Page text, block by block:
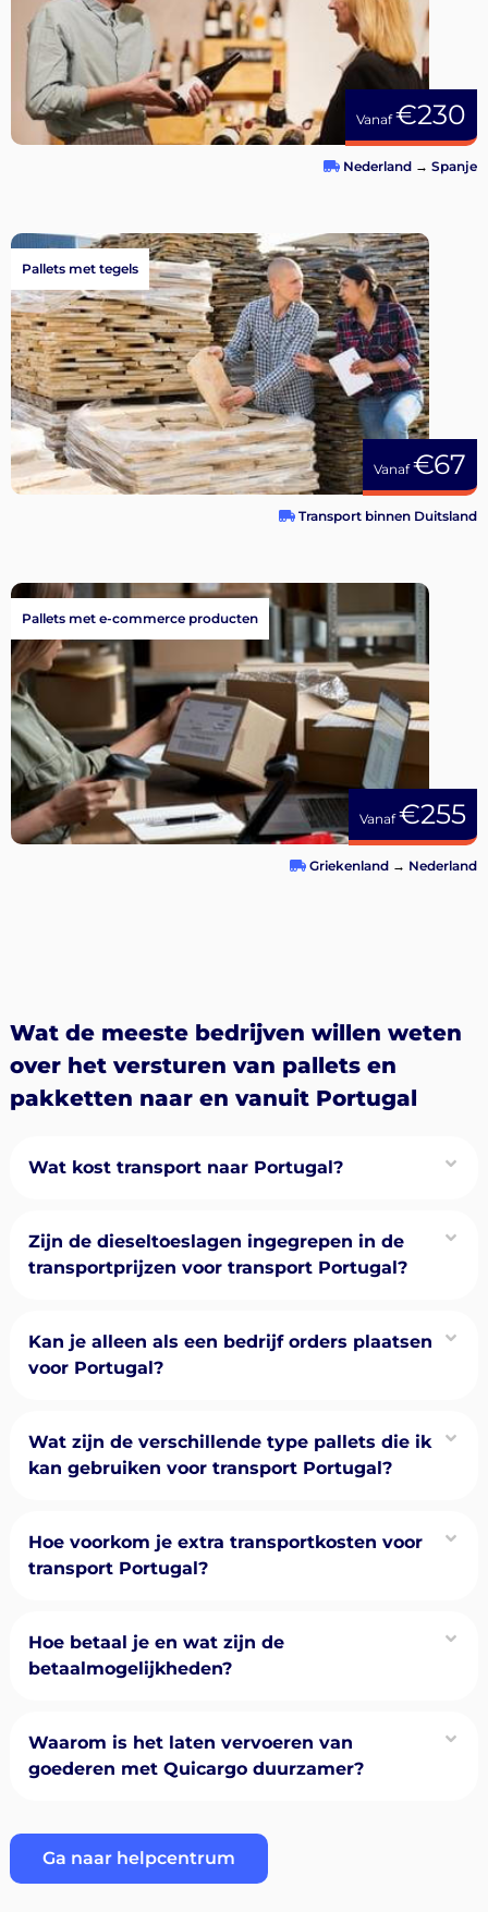
Vanaf€230
Nederland → Spanje
Vanaf€67
Pallets met tegels
Transport binnen Duitsland
Vanaf€255
Pallets met e-commerce producten
Griekenland → Nederland
Wat de meeste bedrijven willen weten
over het versturen van pallets en
pakketten naar en vanuit Portugal
Wat kost transport naar Portugal?
Zijn de dieseltoeslagen ingegrepen in de
transportprijzen voor transport Portugal?
Kan je alleen als een bedrijf orders plaatsen
voor Portugal?
Wat zijn de verschillende type pallets die ik
kan gebruiken voor transport Portugal?
Hoe voorkom je extra transportkosten voor
transport Portugal?
Hoe betaal je en wat zijn de
betaalmogelijkheden?
Waarom is het laten vervoeren van
goederen met Quicargo duurzamer?
Ga naar helpcentrum